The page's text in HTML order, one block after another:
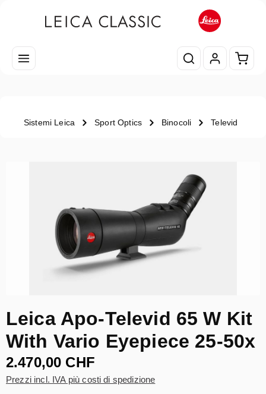
Il
Sistemi Leica Sport Optics Binocoli Televid
Leica Apo-Televid 65 W Kit
With Vario Eyepiece 25-50x
2.470,00 CHF
Prezzi incl. IVA più costi di spedizione